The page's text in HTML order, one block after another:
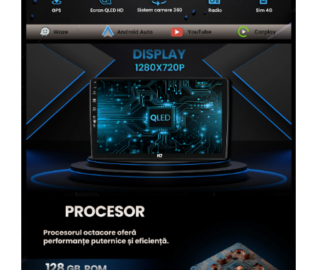
Rame adaptoare Nissan
Rame adaptoare Fiat
Rame adaptoare Hyundai
Rame adaptoare Chevrolet
Rame adaptoare Mitsubishi
Rame adaptoare Jeep
Rame adaptoare Chrysler
Rame adaptoare Dodge